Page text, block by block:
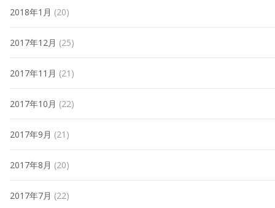
2018年1月 (20)
2017年12月 (25)
2017年11月 (21)
2017年10月 (22)
2017年9月 (21)
2017年8月 (20)
2017年7月 (22)